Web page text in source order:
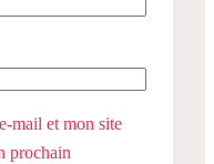
mail et mon site
prochain